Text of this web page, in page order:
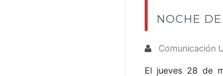
NOCHE
Comunicación
El jueves 28 de